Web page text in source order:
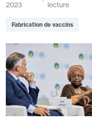
2023
lecture
Fabrication de vaccins